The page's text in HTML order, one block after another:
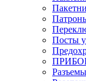
Посты
Разъемы